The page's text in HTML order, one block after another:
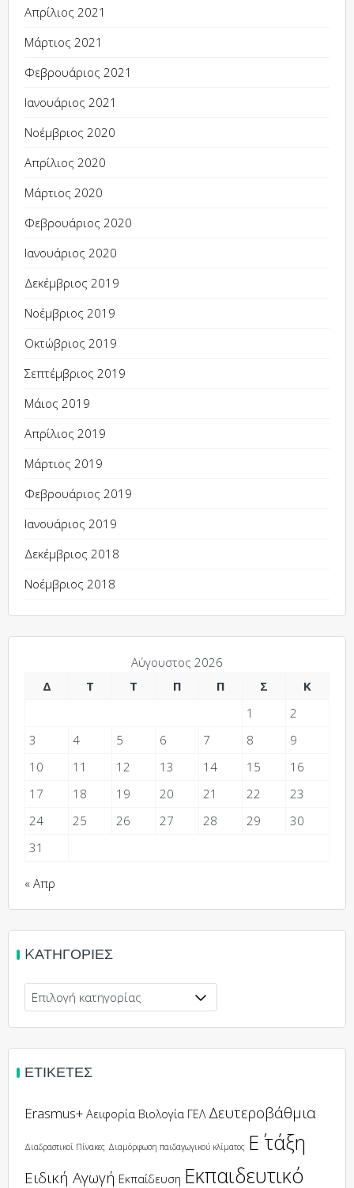
Απρίλιος 2021
Μάρτιος 2021
Φεβρουάριος 2021
Ιανουάριος 2021
Νοέμβριος 2020
Απρίλιος 2020
Μάρτιος 2020
Φεβρουάριος 2020
Ιανουάριος 2020
Δεκέμβριος 2019
Νοέμβριος 2019
Οκτώβριος 2019
Σεπτέμβριος 2019
Μάιος 2019
Απρίλιος 2019
Μάρτιος 2019
Φεβρουάριος 2019
Ιανουάριος 2019
Δεκέμβριος 2018
Νοέμβριος 2018
Αύγουστος 2026
Δ
Τ Τ Π Π Σ
Κ
1
2
3
4 5 6 7 8
9
10
11 12 13 14 15
16
17
18 19 20 21 22
23
24
25 26 27 28 29
30
31
« Απρ
KΑΤΗΓΟΡΊΕΣ
ΕΤΙΚΈΤΕΣ
Erasmus+ Αειφορία Βιολογία ΓΕΛ Δευτεροβάθμια
Διαδραστικοί Πίνακες Διαμόρφωση παιδαγωγικού κλίματος Ε΄ τάξη
Ειδική Αγωγή Εκπαίδευση Εκπαιδευτικό